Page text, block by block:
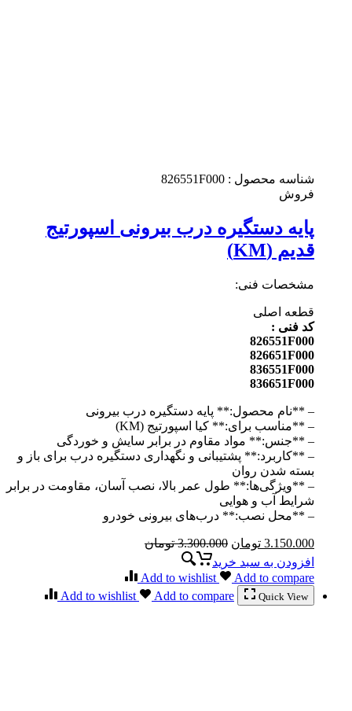
شناسه محصول : 826551F000
فروش
پایه دستگیره درب بیرونی اسپورتیج
قدیم (KM)
مشخصات فنی:
قطعه اصلی
کد فنی :
826551F000
826651F000
836551F000
836651F000
– **نام محصول:** پایه دستگیره درب بیرونی
– **مناسب برای:** کیا اسپورتیج (KM)
– **جنس:** مواد مقاوم در برابر سایش و خوردگی
– **کاربرد:** پشتیبانی و نگهداری دستگیره درب برای باز و
بسته شدن روان
– **ویژگی‌ها:** طول عمر بالا، نصب آسان، مقاومت در برابر
شرایط آب و هوایی
– **محل نصب:** درب‌های بیرونی خودرو
3.150.000 تومان 3.300.000 تومان
افزودن به سبد خرید
Add to wishlist
Add to compare
Quick View
Add to wishlist Add to compare